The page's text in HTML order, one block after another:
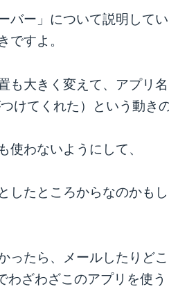
バー」について説明してい
すよ。
も大きく変えて、アプリ名
けてくれた）という動き
わないようにして、
したところからなのかもし
ったら、メールしたりどこ
わざわざこのアプリを使う